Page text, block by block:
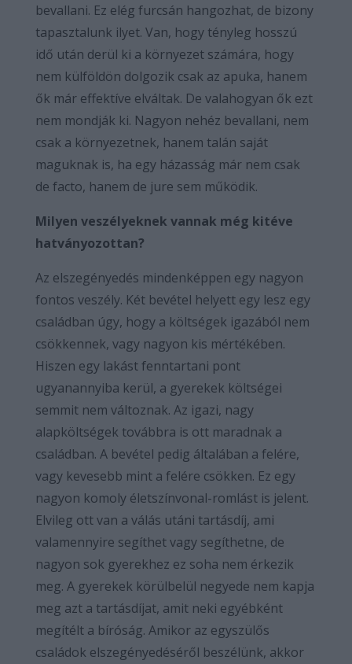
bevallani. Ez elég furcsán hangozhat, de bizony
tapasztalunk ilyet. Van, hogy tényleg hosszú
idő után derül ki a környezet számára, hogy
nem külföldön dolgozik csak az apuka, hanem
ők már effektíve elváltak. De valahogyan ők ezt
nem mondják ki. Nagyon nehéz bevallani, nem
csak a környezetnek, hanem talán saját
maguknak is, ha egy házasság már nem csak
de facto, hanem de jure sem működik.
Milyen veszélyeknek vannak még kitéve
hatványozottan?
Az elszegényedés mindenképpen egy nagyon
fontos veszély. Két bevétel helyett egy lesz egy
családban úgy, hogy a költségek igazából nem
csökkennek, vagy nagyon kis mértékében.
Hiszen egy lakást fenntartani pont
ugyanannyiba kerül, a gyerekek költségei
semmit nem változnak. Az igazi, nagy
alapköltségek továbbra is ott maradnak a
családban. A bevétel pedig általában a felére,
vagy kevesebb mint a felére csökken. Ez egy
nagyon komoly életszínvonal-romlást is jelent.
Elvileg ott van a válás utáni tartásdíj, ami
valamennyire segíthet vagy segíthetne, de
nagyon sok gyerekhez ez soha nem érkezik
meg. A gyerekek körülbelül negyede nem kapja
meg azt a tartásdíjat, amit neki egyébként
megítélt a bíróság. Amikor az egyszülős
családok elszegényedéséről beszélünk, akkor